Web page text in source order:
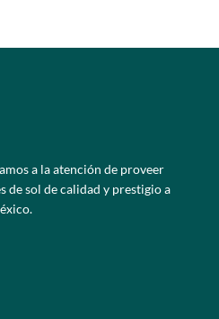
a la atención de proveer
de sol de calidad y prestigio a